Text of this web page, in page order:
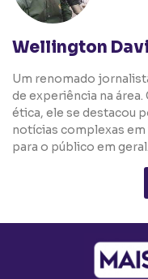
Wellington
Um renomado
de experiência na
ética, ele se destacou
notícias complexas
para o público em geral.